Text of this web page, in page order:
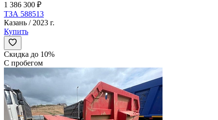
1 386 300 ₽
ТЗА 588513
Казань / 2023 г.
Купить
Скидка до 10%
С пробегом